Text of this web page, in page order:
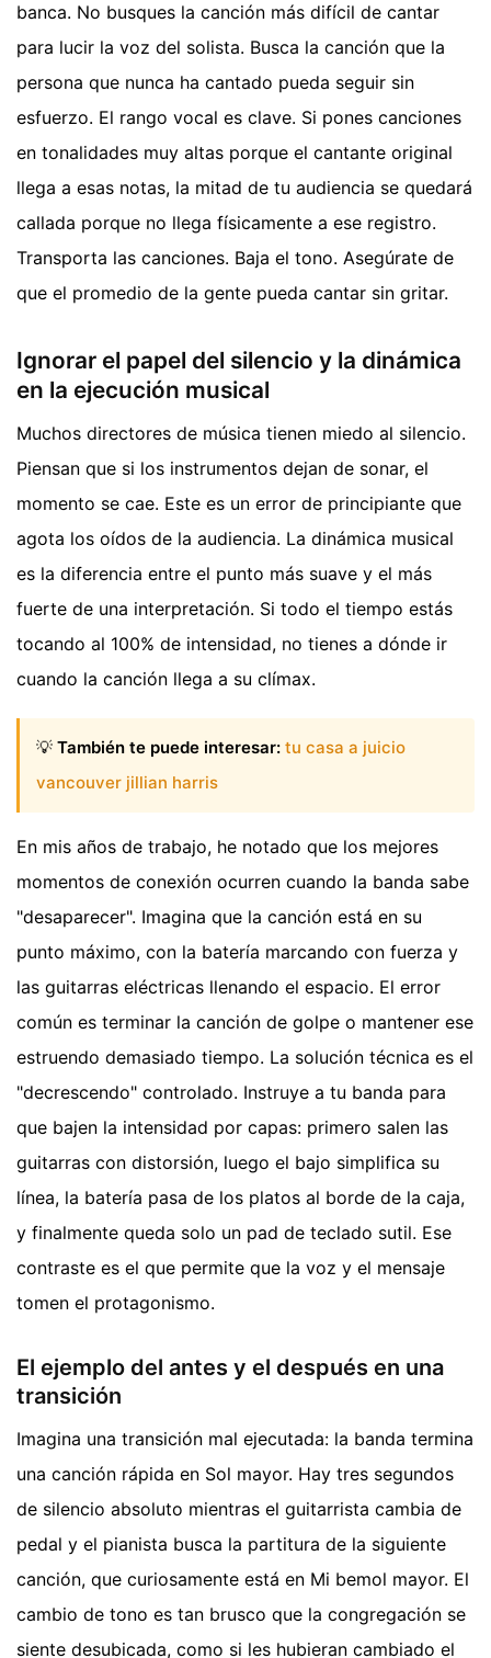
banca. No busques la canción más difícil de cantar
para lucir la voz del solista. Busca la canción que la
persona que nunca ha cantado pueda seguir sin
esfuerzo. El rango vocal es clave. Si pones canciones
en tonalidades muy altas porque el cantante original
llega a esas notas, la mitad de tu audiencia se quedará
callada porque no llega físicamente a ese registro.
Transporta las canciones. Baja el tono. Asegúrate de
que el promedio de la gente pueda cantar sin gritar.
Ignorar el papel del silencio y la dinámica
en la ejecución musical
Muchos directores de música tienen miedo al silencio.
Piensan que si los instrumentos dejan de sonar, el
momento se cae. Este es un error de principiante que
agota los oídos de la audiencia. La dinámica musical
es la diferencia entre el punto más suave y el más
fuerte de una interpretación. Si todo el tiempo estás
tocando al 100% de intensidad, no tienes a dónde ir
cuando la canción llega a su clímax.
💡 También te puede interesar: tu casa a juicio
vancouver jillian harris
En mis años de trabajo, he notado que los mejores
momentos de conexión ocurren cuando la banda sabe
"desaparecer". Imagina que la canción está en su
punto máximo, con la batería marcando con fuerza y
las guitarras eléctricas llenando el espacio. El error
común es terminar la canción de golpe o mantener ese
estruendo demasiado tiempo. La solución técnica es el
"decrescendo" controlado. Instruye a tu banda para
que bajen la intensidad por capas: primero salen las
guitarras con distorsión, luego el bajo simplifica su
línea, la batería pasa de los platos al borde de la caja,
y finalmente queda solo un pad de teclado sutil. Ese
contraste es el que permite que la voz y el mensaje
tomen el protagonismo.
El ejemplo del antes y el después en una
transición
Imagina una transición mal ejecutada: la banda termina
una canción rápida en Sol mayor. Hay tres segundos
de silencio absoluto mientras el guitarrista cambia de
pedal y el pianista busca la partitura de la siguiente
canción, que curiosamente está en Mi bemol mayor. El
cambio de tono es tan brusco que la congregación se
siente desubicada, como si les hubieran cambiado el